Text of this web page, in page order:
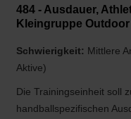
484 - Ausdauer,
Kleingruppe Outdoor
Schwierigkeit: Mittlere
Aktive)
Die Trainingseinheit soll
handballspezifischen